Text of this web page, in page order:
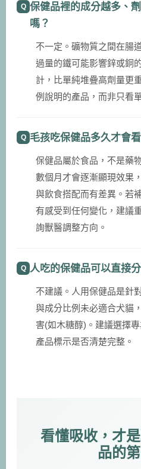
保健品裡的成分越多、
嗎？
不一定。礦物質之間在腸
過量的鐵可能影響鋅或銅
計，比單純堆疊高劑量更
例說明的產品，而非只看
毛孩吃保健品多久才會
保健品屬於食品，不是藥
數個月才會逐漸顯現效果
與飲食搭配而有差異。若
有感受到任何變化，建議
詢獸醫調整方向。
人吃的保健品可以直接
不建議。人用保健品是針
與成分比例未必適合犬貓
害(如木糖醇)。建議選擇
產品標示是否清楚完整。
看懂吸收，才
品的